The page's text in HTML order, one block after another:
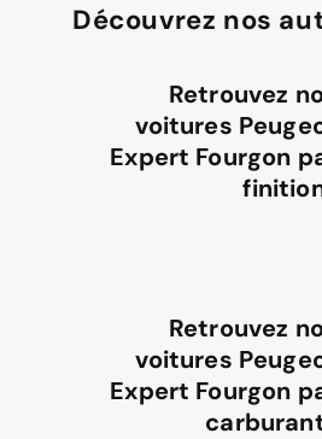
Découvrez nos
Retrouvez
voitures
Expert Fourgon
Retrouvez
voitures
Expert Fourgon